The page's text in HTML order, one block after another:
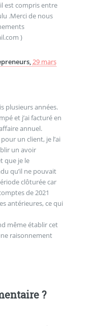
est compris entre
.Merci de nous
)
29 mars
plusieurs années.
et j’ai facturé en
annuel.
un client, je l’ai
un avoir
que je le
qu’il ne pouvait
clôturée car
de 2021
antérieures, ce qui
même établir cet
raisonnement
?